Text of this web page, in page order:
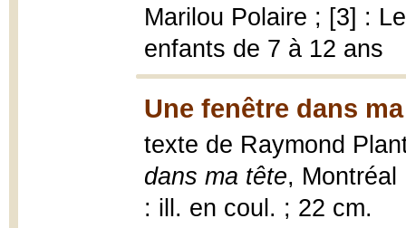
Marilou Polaire ; [3] :
enfants de 7 à 12 ans
Une fenêtre dans
texte de Raymond
dans ma tête,
: ill. en coul. ; 22 cm.